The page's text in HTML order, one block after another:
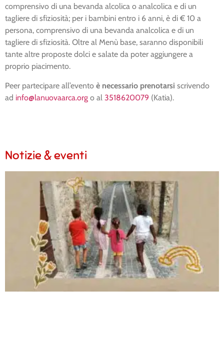
comprensivo di una bevanda alcolica o analcolica e di un
tagliere di sfiziosità; per i bambini entro i 6 anni, è di € 10 a
persona, comprensivo di una bevanda analcolica e di un
tagliere di sfiziosità. Oltre al Menù base, saranno disponibili
tante altre proposte dolci e salate da poter aggiungere a
proprio piacimento.
Peer partecipare all’evento è necessario prenotarsi scrivendo
ad info@lanuovaarca.org o al 3518620079 (Katia).
Notizie & eventi